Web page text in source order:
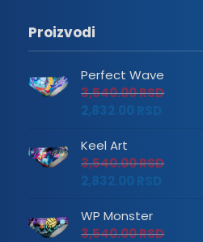
Proizvodi
Perfect Wave
3,540.00RSD
2,832.00
Keel Art
3,540.00RSD
2,832.00
WP Monster
3,540.00RSD